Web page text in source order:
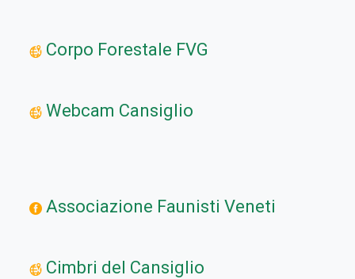
Corpo Forestale FVG
Webcam Cansiglio
Associazione Faunisti Veneti
Cimbri del Cansiglio